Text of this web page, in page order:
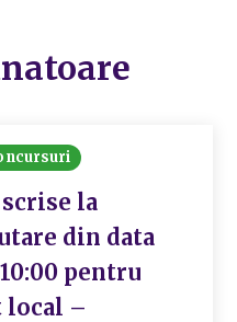
la
din data
pentru
local –